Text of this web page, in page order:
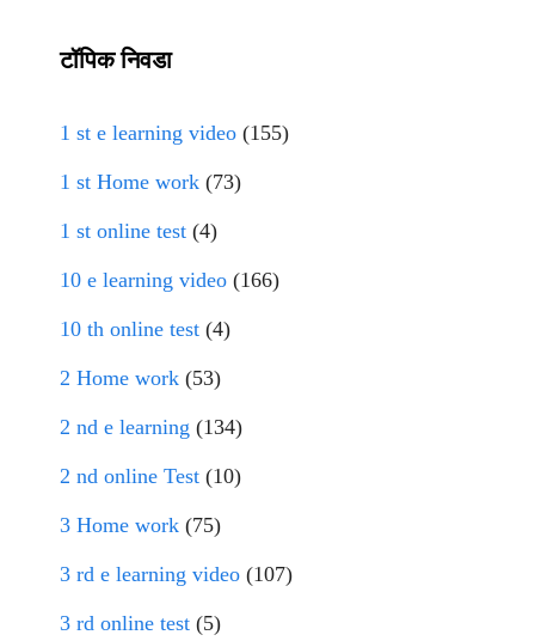
टॉपिक निवडा
1 st e learning video (155)
1 st Home work (73)
1 st online test (4)
10 e learning video (166)
10 th online test (4)
2 Home work (53)
2 nd e learning (134)
2 nd online Test (10)
3 Home work (75)
3 rd e learning video (107)
3 rd online test (5)